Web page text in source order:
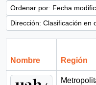
Ordenar por: Fecha
Dirección: Clasificación en
Nombre Región